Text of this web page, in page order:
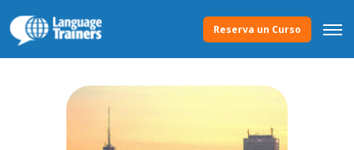
Reserva un Curso